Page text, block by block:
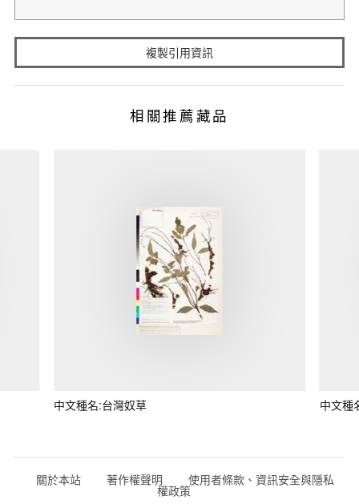
複製引用資訊
相關推薦藏品
中文種名:台灣奴草 中文種
關於本站 著作權聲明 使用者條款、資訊安全與隱私
權政策